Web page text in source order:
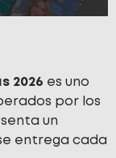
2026 es uno
por los
un
entrega cada